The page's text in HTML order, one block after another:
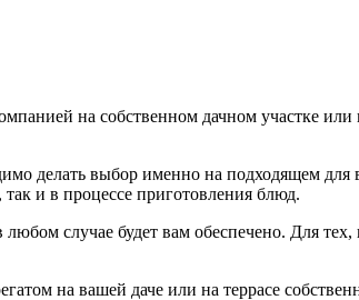
на собственном дачном участке
делать выбор именно на подходящем для
и в процессе приготовления блюд.
случае будет вам обеспечено. Для
на вашей даче или на террасе